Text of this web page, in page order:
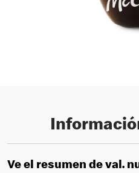
Ve el resumen de val.